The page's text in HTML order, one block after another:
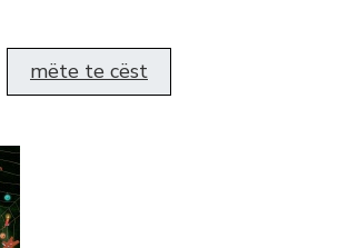
mëte te cëst